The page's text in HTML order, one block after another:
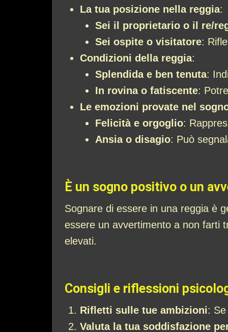
La tua posizione nella reggia:
Sei il proprietario o il re/​
Sei ospite o visitatore:
Condizioni della reggia:
Splendida e ben tenuta:
In rovina o fatiscente:
Le emozioni provate nel
Felicità e orgoglio:
Ansia o disagio: Può
È un sogno positivo o un
Sognare di essere in una reggia è
essere un avvertimento a non farti
elevati.
Consigli e riflessioni
Rifletti sulle tue ambizioni:
Valuta la tua soddisfazione